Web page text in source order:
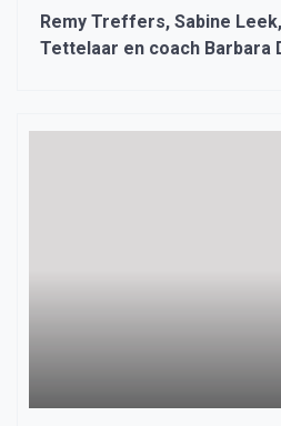
Remy Treffers, Sabine
Tettelaar en coach Barbara